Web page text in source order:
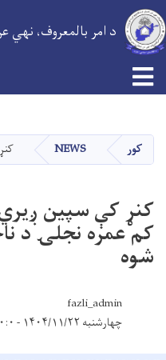
د امر بالمعروف، نهي
Toggle navigation
کور NEWS
کنړ کې سپین
کم عمره نجلۍ د
شوه
fazli_admin
چهارشنبه ۱۴۰۴/۱۱/۲۲ - ۱۰:۰